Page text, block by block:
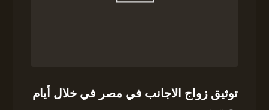
توثيق زواج الاجانب في مصر في خلال أيام